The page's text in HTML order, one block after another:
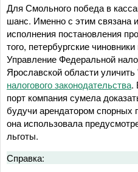
Для Смольного победа в
шанс. Именно с этим связана
исполнения постановления
того, петербургские
Управление Федеральной
Ярославской области
налогового законодательства.
порт компания сумела
будучи арендатором спорных
она использовала
льготы.
Справка: